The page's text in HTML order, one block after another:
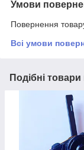
Умови
Повернення
Всі умови
Подібні товари